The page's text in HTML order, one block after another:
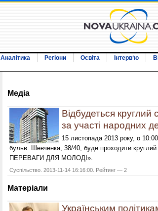
Аналітика Регіони Освіта Інтерв‘ю
Медiа
Відбудеться круглий
за участі народних
15 листопада 2013 року, о
бульв. Шевченка, 38/40, буде проходити
ПЕРЕВАГИ ДЛЯ МОЛОДІ».
Суспільство. 2013-11-14 16:16:00. Рейтинг — 2
Матерiали
Українським